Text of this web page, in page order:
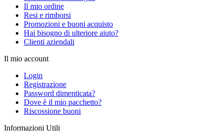
Il mio ordine
Resi e rimborsi
Promozioni e buoni acquisto
Hai bisogno di ulteriore aiuto?
Clienti aziendali
Il mio account
Login
Registrazione
Password dimenticata?
Dove è il mio pacchetto?
Riscossione buoni
Informazioni Utili